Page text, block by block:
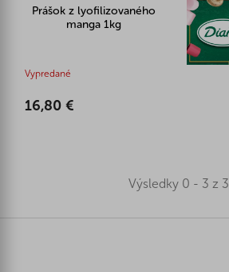
Prášok z lyofilizovaného
manga 1kg
Vypredané
16,80 €
Výsledky 0 - 3 z 3